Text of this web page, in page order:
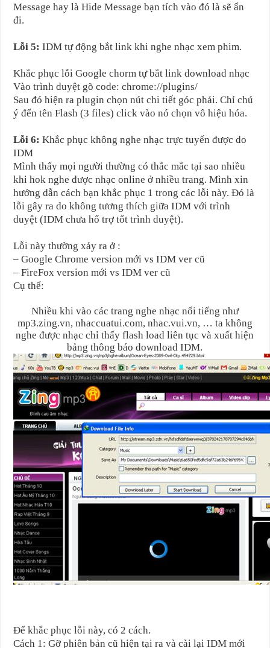
Message hay là Hide Message bạn tích vào đó là sẽ ẩn
đi.
Lỗi 5: IDM tự động bắt link khi nghe nhạc xem phim.
Khắc phục lỗi Google chorm tự bắt link download nhạc
Vào trình duyệt gõ code: chrome://plugins/
Sau đó hiện ra plugin chọn nút chi tiết góc phải. Chỉ chú
ý đến tên Flash (3 files) click vào nó chọn vô hiệu hóa.
Lỗi 6: Khắc phục không nghe nhạc trực tuyến được do
IDM
Mình thấy mọi người thường có thắc mắc tại sao nhiều
khi hok nghe được nhạc online ở nhiều trang. Mình xin
hướng dẫn cách bạn khắc phục 1 trong các lỗi này. Đó là
lỗi gây ra do không tương thích giữa IDM với trình
duyệt (IDM chưa hổ trợ tốt trình duyệt).
Lỗi này thường xảy ra ở :
– Google Chrome version mới vs IDM ver cũ
– FireFox version mới vs IDM ver cũ
Cụ thể:
Nhiều khi vào các trang nghe nhạc nổi tiếng như
mp3.zing.vn, nhaccuatui.com, nhac.vui.vn, … ta không
nghe được nhạc chỉ thấy flash load liên tục và xuất hiện
bảng thông báo download IDM.
Để khắc phục lỗi này, có 2 cách.
Cách 1: Gỡ phiên bản cũ hiện tại ra và cài lại IDM mới